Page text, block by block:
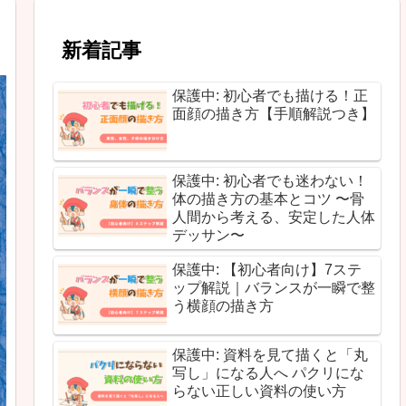
新着記事
保護中: 初心者でも描ける！正
面顔の描き方【手順解説つき】
保護中: 初心者でも迷わない！
体の描き方の基本とコツ 〜骨
人間から考える、安定した人体
デッサン〜
保護中: 【初心者向け】7ステ
ップ解説｜バランスが一瞬で整
う横顔の描き方
保護中: 資料を見て描くと「丸
写し」になる人へ パクリにな
らない正しい資料の使い方